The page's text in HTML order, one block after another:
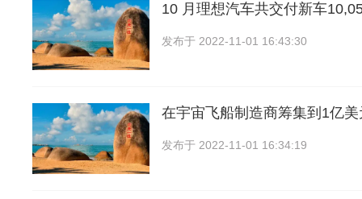
10 月理想汽车共交付新车
发布于 2022-11-01 16:43:30
在宇宙飞船制造商筹集到1亿
发布于 2022-11-01 16:34:19